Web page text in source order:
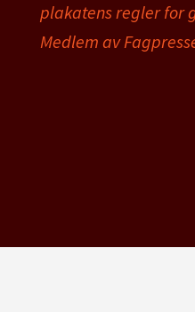
plakatens regler for
Medlem av